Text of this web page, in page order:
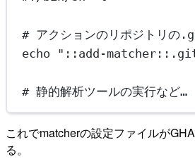
# アクションのリポジトリ
echo
"::add-
# 静的解析ツールの実行など…
これでmatcherの設定ファイルが
る。